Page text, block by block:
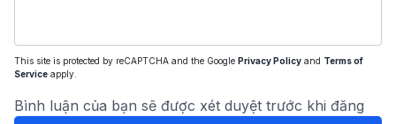
This site is protected by reCAPTCHA and the Google Privacy Policy and Terms of
Service apply.
Bình luận của bạn sẽ được xét duyệt trước khi đăng